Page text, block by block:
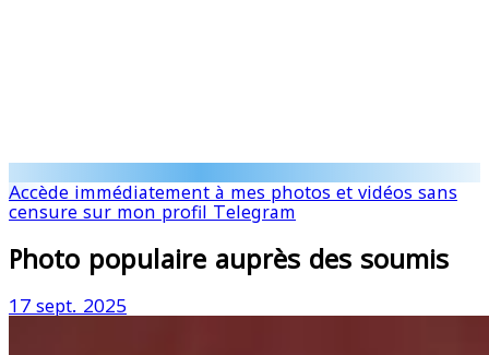
Accède immédiatement à mes photos et vidéos sans
censure sur mon profil Telegram
Photo populaire auprès des soumis
17 sept. 2025